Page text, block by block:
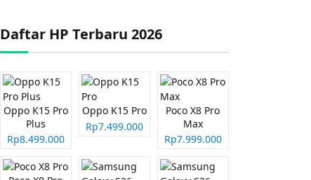
Daftar HP Terbaru 2026
Oppo K15 Pro
Plus
Rp8.499.000
Oppo K15 Pro
Rp7.499.000
Poco X8 Pro
Max
Rp7.999.000